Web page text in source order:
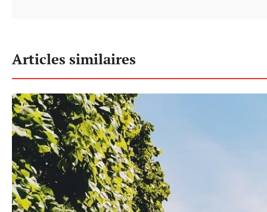
Articles similaires